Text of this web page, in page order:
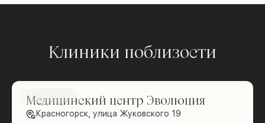
Клиники поблизости
Медицинский центр Эволюция
Красногорск, улица Жуковского 19